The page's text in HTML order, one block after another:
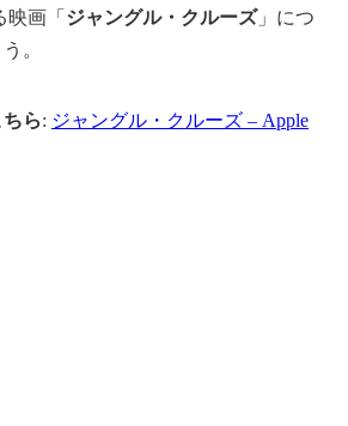
映画「 ジャングル・クルーズ」につ
。
ら: ジャングル・クルーズ – Apple